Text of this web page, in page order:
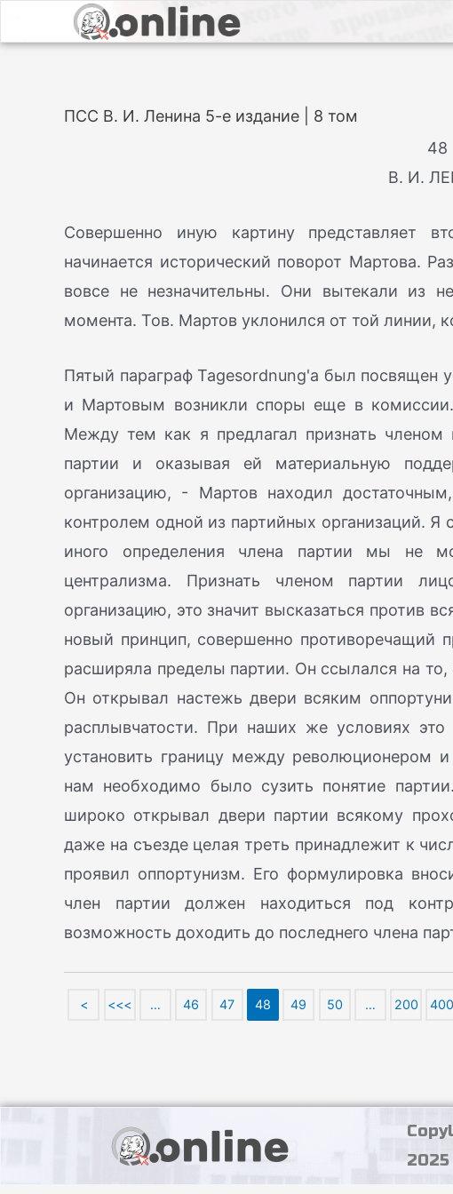
ПСС В. И. Ленина 5-е издание | 8 том
48
В. И.
Совершенно иную картину представляет
начинается исторический поворот Мартова.
вовсе не незначительны. Они вытекали из
момента. Тов. Мартов уклонился от той линии,
Пятый параграф Tagesordnung'a был посвящен
и Мартовым возникли споры еще в
Между тем как я предлагал признать членом
партии и оказывая ей материальную
организацию, - Мартов находил
контролем одной из партийных организаций.
иного определения члена партии мы не
централизма. Признать членом партии
организацию, это значит высказаться против
новый принцип, совершенно противоречащий
расширяла пределы партии. Он ссылался на
Он открывал настежь двери всяким
расплывчатости. При наших же условиях
установить границу между революционером
нам необходимо было сузить понятие
широко открывал двери партии всякому
даже на съезде целая треть принадлежит к
проявил оппортунизм. Его формулировка
член партии должен находиться под
возможность доходить до последнего члена
< <<< … 46 47 48 49 50 … 200 400
2025